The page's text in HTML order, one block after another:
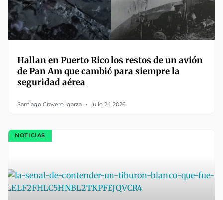
Hallan en Puerto Rico los restos de un avión
de Pan Am que cambió para siempre la
seguridad aérea
Santiago Cravero Igarza julio 24, 2026
NOTICIAS